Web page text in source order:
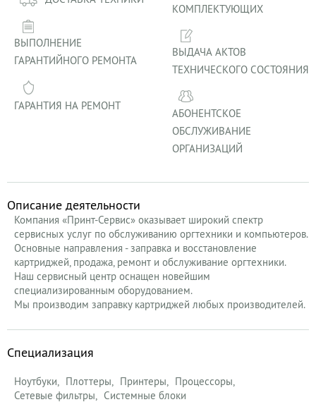
ВЫПОЛНЕНИЕ
ГАРАНТИЙНОГО РЕМОНТА
ГАРАНТИЯ НА РЕМОНТ
КОМПЛЕКТУЮЩИХ
ВЫДАЧА АКТОВ
ТЕХНИЧЕСКОГО СОСТОЯНИЯ
АБОНЕНТСКОЕ
ОБСЛУЖИВАНИЕ
ОРГАНИЗАЦИЙ
Описание деятельности
Компания «Принт-Сервис» оказывает широкий спектр
сервисных услуг по обслуживанию оргтехники и компьютеров.
Основные направления - заправка и восстановление
картриджей, продажа, ремонт и обслуживание оргтехники.
Наш сервисный центр оснащен новейшим
специализированным оборудованием.
Мы производим заправку картриджей любых производителей.
Специализация
Ноутбуки Плоттеры Принтеры
Процессоры
Сетевые фильтры
Системные блоки